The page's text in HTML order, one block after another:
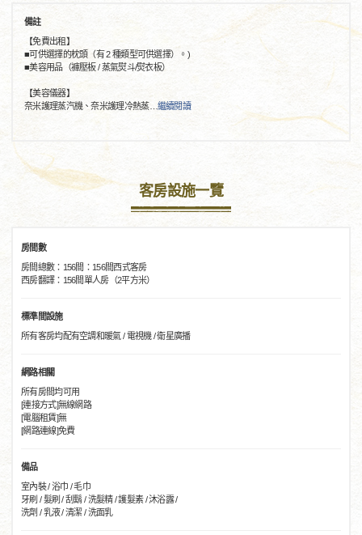
備註
【免費出租】
■可供選擇的枕頭（有 2 種類型可供選擇）。)
■美容用品（褲壓板 / 蒸氣熨斗/熨衣板）
【美容儀器】
奈米護理蒸汽機、奈米護理冷熱蒸… 繼續閱讀
客房設施一覽
房間數
房間總數：156間：156間西式客房
西房翻譯：156間單人房（2平方米）
標準間設施
所有客房均配有空調和暖氣 / 電視機 / 衛星廣播
網路相關
所有房間均可用
[連接方式]無線網路
[電腦租賃]無
[網路連線]免費
備品
室內裝 / 浴巾 / 毛巾
牙刷 / 髮刷 / 刮鬍 / 洗髮精 / 護髮素 / 沐浴露 /
洗劑 / 乳液 / 清潔 / 洗面乳